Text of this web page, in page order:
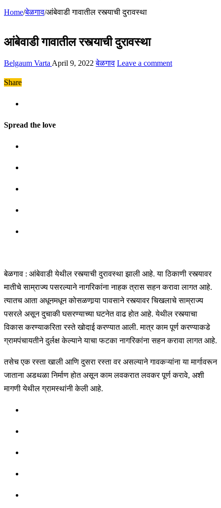
Home/बेळगाव/आंबेवाडी गावातील रस्त्याची दुरावस्था
आंबेवाडी गावातील रस्त्याची दुरावस्था
Belgaum Varta April 9, 2022 बेळगाव Leave a comment
Share
Spread the love
बेळगाव : आंबेवाडी येथील रस्त्याची दुरावस्था झाली आहे. या ठिकाणी रस्त्यावर
मातीचे साम्राज्य पसरल्याने नागरिकांना नाहक त्रास सहन करावा लागत आहे.
त्यातच आता अधूनमधून कोसळणार्‍या पावसाने रस्त्यावर चिखलाचे साम्राज्य
पसरले असून दुचाकी घसरण्याच्या घटनेत वाढ होत आहे. येथील रस्त्याचा
विकास करण्याकरिता रस्ते खोदाई करण्यात आली. मात्र काम पूर्ण करण्याकडे
ग्रामपंचायतीने दुर्लक्ष केल्याने याचा फटका नागरिकांना सहन करावा लागत आहे.
तसेच एक रस्ता खाली आणि दुसरा रस्ता वर असल्याने गावकऱ्यांना या मार्गावरून
जाताना अडथळा निर्माण होत असून काम लवकरात लवकर पूर्ण करावे, अशी
मागणी येथील ग्रामस्थांनी केली आहे.